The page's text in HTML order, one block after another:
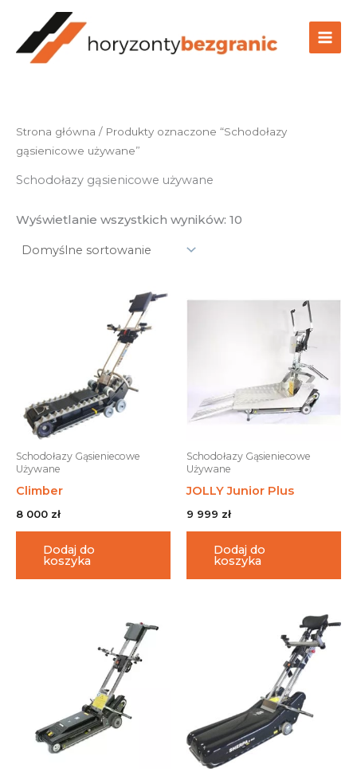
treści
Strona główna / Produkty oznaczone “Schodołazy
gąsienicowe używane”
Schodołazy gąsienicowe używane
Wyświetlanie wszystkich wyników: 10
Schodołazy Gąsieniecowe
Używane
Climber
8 000 zł
Dodaj do
koszyka
Schodołazy Gąsieniecowe
Używane
JOLLY Junior Plus
9 999 zł
Dodaj do
koszyka